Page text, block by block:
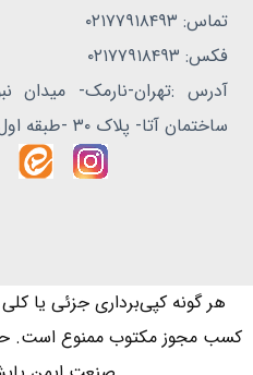
تماس: ۰۲۱۷۷۹۱۸۴۹۳
فکس: ۰۲۱۷۷۹۱۸۴۹۳
آدرس :تهران-نارمک- میدان
ساختمان آتا- پلاک ۳۰ -طبقه اول -واحد ۱۳
هر گونه کپی‌برداری جزئی یا
کسب مجوز مکتوب ممنوع است.